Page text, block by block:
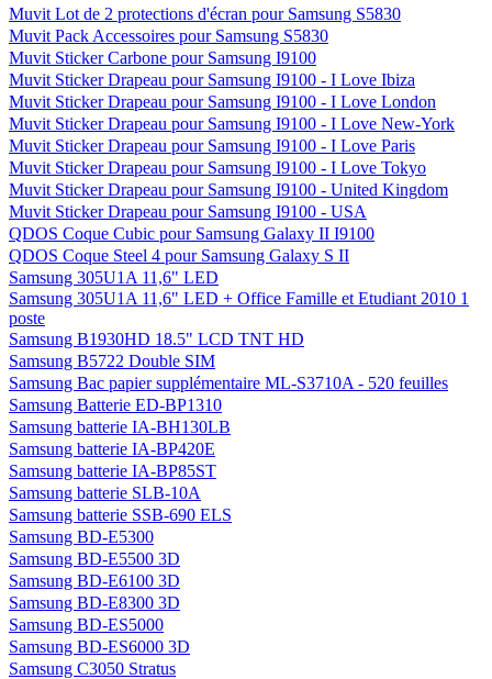
Muvit Lot de 2 protections d'écran pour Samsung S5830
Muvit Pack Accessoires pour Samsung S5830
Muvit Sticker Carbone pour Samsung I9100
Muvit Sticker Drapeau pour Samsung I9100 - I Love Ibiza
Muvit Sticker Drapeau pour Samsung I9100 - I Love London
Muvit Sticker Drapeau pour Samsung I9100 - I Love New-York
Muvit Sticker Drapeau pour Samsung I9100 - I Love Paris
Muvit Sticker Drapeau pour Samsung I9100 - I Love Tokyo
Muvit Sticker Drapeau pour Samsung I9100 - United Kingdom
Muvit Sticker Drapeau pour Samsung I9100 - USA
QDOS Coque Cubic pour Samsung Galaxy II I9100
QDOS Coque Steel 4 pour Samsung Galaxy S II
Samsung 305U1A 11,6" LED
Samsung 305U1A 11,6" LED + Office Famille et Etudiant 2010 1
poste
Samsung B1930HD 18.5" LCD TNT HD
Samsung B5722 Double SIM
Samsung Bac papier supplémentaire ML-S3710A - 520 feuilles
Samsung Batterie ED-BP1310
Samsung batterie IA-BH130LB
Samsung batterie IA-BP420E
Samsung batterie IA-BP85ST
Samsung batterie SLB-10A
Samsung batterie SSB-690 ELS
Samsung BD-E5300
Samsung BD-E5500 3D
Samsung BD-E6100 3D
Samsung BD-E8300 3D
Samsung BD-ES5000
Samsung BD-ES6000 3D
Samsung C3050 Stratus